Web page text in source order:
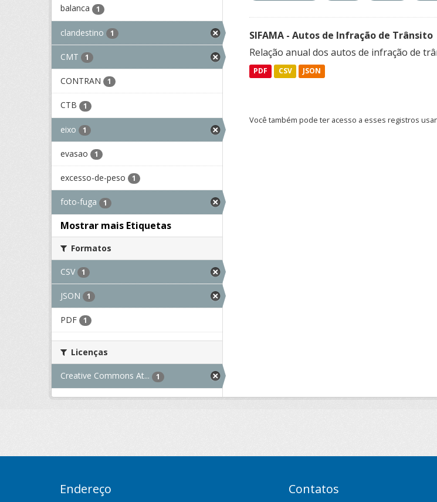
balanca 1
clandestino 1
CMT 1
CONTRAN 1
CTB 1
eixo 1
evasao 1
excesso-de-peso 1
foto-fuga 1
Mostrar mais Etiquetas
Formatos
CSV 1
JSON 1
PDF 1
Licenças
Creative Commons At... 1
SIFAMA - Autos de Infração de Trânsito
Relação anual dos autos de infração de
PDF CSV JSON
Você também pode ter acesso a esses registros
Endereço Contatos